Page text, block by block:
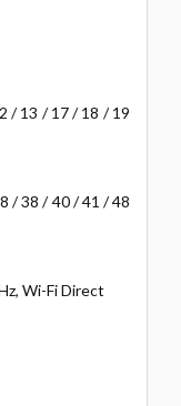
/ 13 / 17 / 18 / 19
/ 38 / 40 / 41 / 48
Wi-Fi Direct